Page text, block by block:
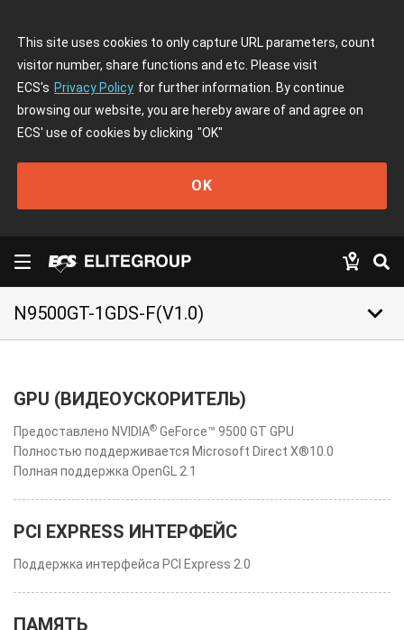
This site uses cookies to only capture URL parameters, count
visitor number, share functions and etc. Please visit
ECS's Privacy Policy for further information. By continue
browsing our website, you are hereby aware of and agree on
ECS' use of cookies by clicking "OK"
OK
N9500GT-1GDS-F(V1.0) keyboard_arrow_down
GPU (ВИДЕОУСКОРИТЕЛЬ)
Предоставлено NVIDIA® GeForce™ 9500 GT GPU
Полностью поддерживается Microsoft Direct X®10.0
Полная поддержка OpenGL 2.1
PCI EXPRESS ИНТЕРФЕЙС
Поддержка интерфейса PCI Express 2.0
ПАМЯТЬ